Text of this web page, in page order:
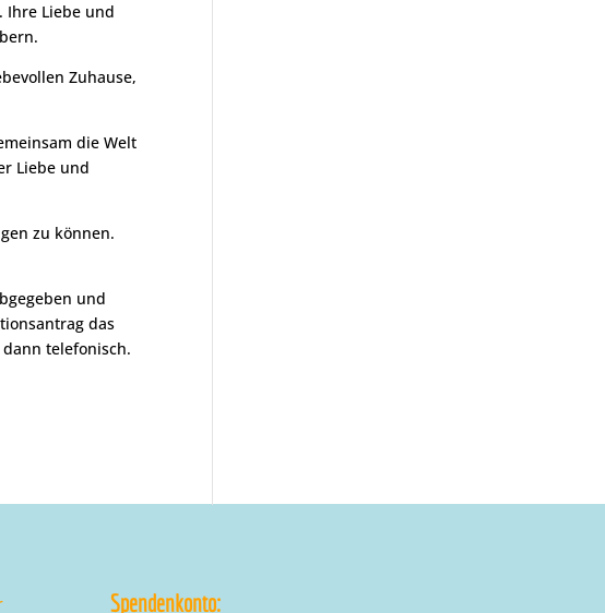
Ihre Liebe und
Zuhause,
die Welt
Liebe und
zu können.
und
das
telefonisch.
Spendenkonto: